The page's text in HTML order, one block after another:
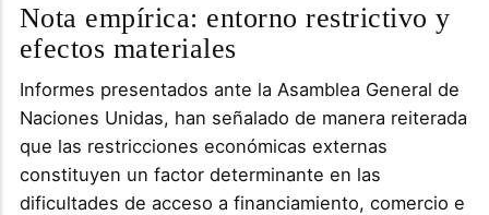
Nota empírica: entorno restrictivo y
efectos materiales
Informes presentados ante la Asamblea General de
Naciones Unidas, han señalado de manera reiterada
que las restricciones económicas externas
constituyen un factor determinante en las
dificultades de acceso a financiamiento, comercio e